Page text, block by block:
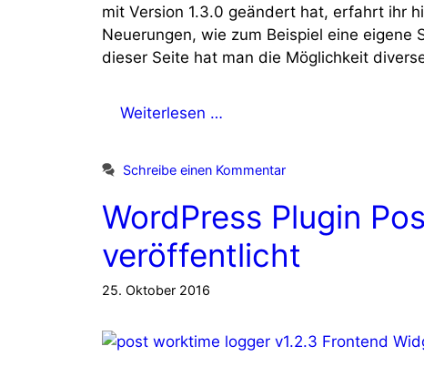
mit Version 1.3.0 geändert hat, erfahrt ihr
Neuerungen, wie zum Beispiel eine
dieser Seite hat man die Möglichkeit
Weiterlesen …
Schreibe einen Kommentar
WordPress Plugin
veröffentlicht
25. Oktober 2016